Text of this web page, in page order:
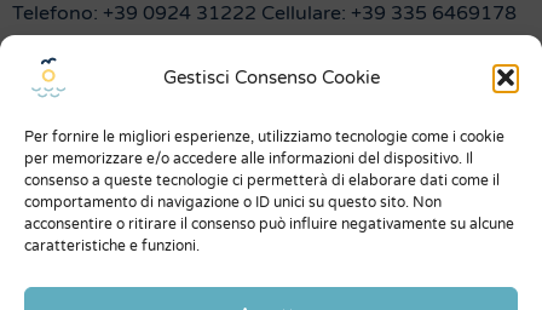
Gestisci Consenso Cookie
Per fornire le migliori esperienze, utilizziamo tecnologie come i cookie
per memorizzare e/o accedere alle informazioni del dispositivo. Il
consenso a queste tecnologie ci permetterà di elaborare dati come il
comportamento di navigazione o ID unici su questo sito. Non
acconsentire o ritirare il consenso può influire negativamente su alcune
caratteristiche e funzioni.
Telefono: +39 0924 31222 Cellulare: +39 335 6469178
E-mail: info@scopeltour.com
Menu
Chi siamo
Dicono di noi
Expo
Condizioni generali